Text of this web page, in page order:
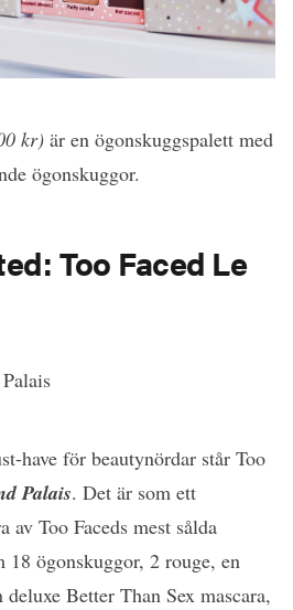
kr) är en ögonskuggspalett med
ögonskuggor.
Too Faced Le
have för beautynördar står Too
Palais. Det är som ett
Too Faceds mest sålda
18 ögonskuggor, 2 rouge, en
Better Than Sex mascara,